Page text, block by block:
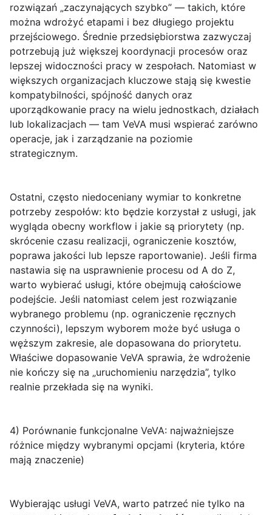
rozwiązań „zaczynających szybko” — takich, które
można wdrożyć etapami i bez długiego projektu
przejściowego. Średnie przedsiębiorstwa zazwyczaj
potrzebują już większej koordynacji procesów oraz
lepszej widoczności pracy w zespołach. Natomiast w
większych organizacjach kluczowe stają się kwestie
kompatybilności, spójność danych oraz
uporządkowanie pracy na wielu jednostkach, działach
lub lokalizacjach — tam VeVA musi wspierać zarówno
operacje, jak i zarządzanie na poziomie
strategicznym.
Ostatni, często niedoceniany wymiar to konkretne
potrzeby zespołów: kto będzie korzystał z usługi, jak
wygląda obecny workflow i jakie są priorytety (np.
skrócenie czasu realizacji, ograniczenie kosztów,
poprawa jakości lub lepsze raportowanie). Jeśli firma
nastawia się na usprawnienie procesu od A do Z,
warto wybierać usługi, które obejmują całościowe
podejście. Jeśli natomiast celem jest rozwiązanie
wybranego problemu (np. ograniczenie ręcznych
czynności), lepszym wyborem może być usługa o
węższym zakresie, ale dopasowana do priorytetu.
Właściwe dopasowanie VeVA sprawia, że wdrożenie
nie kończy się na „uruchomieniu narzędzia”, tylko
realnie przekłada się na wyniki.
4) Porównanie funkcjonalne VeVA: najważniejsze
różnice między wybranymi opcjami (kryteria, które
mają znaczenie)
Wybierając usługi VeVA, warto patrzeć nie tylko na